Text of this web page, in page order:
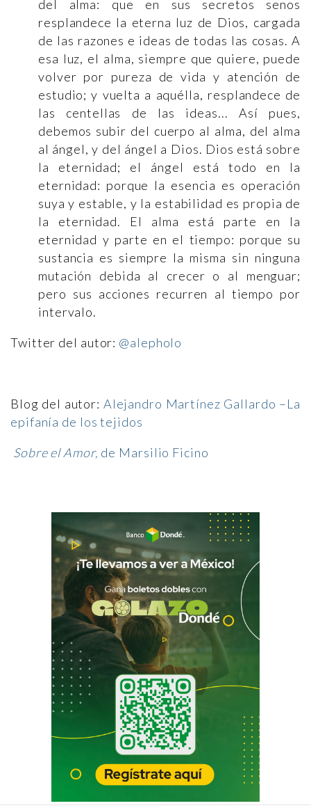
del alma: que en sus secretos senos
resplandece la eterna luz de Dios, cargada
de las razones e ideas de todas las cosas. A
esa luz, el alma, siempre que quiere, puede
volver por pureza de vida y atención de
estudio; y vuelta a aquélla, resplandece de
las centellas de las ideas... Así pues,
debemos subir del cuerpo al alma, del alma
al ángel, y del ángel a Dios. Dios está sobre
la eternidad; el ángel está todo en la
eternidad: porque la esencia es operación
suya y estable, y la estabilidad es propia de
la eternidad. El alma está parte en la
eternidad y parte en el tiempo: porque su
sustancia es siempre la misma sin ninguna
mutación debida al crecer o al menguar;
pero sus acciones recurren al tiempo por
intervalo.
Twitter del autor: @alepholo
Blog del autor: Alejandro Martínez Gallardo –La
epifanía de los tejidos
Sobre el Amor, de Marsilio Ficino